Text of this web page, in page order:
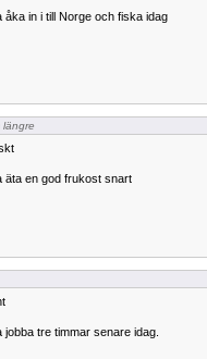
åka in i till Norge och fiska idag
längre
äta en god frukost snart
jobba tre timmar senare idag.